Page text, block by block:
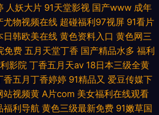
人妖大片 91天堂影视 国产www 成年
尤物视频在线 超碰福利97视屏 91看片
日韩欧美在线 黄色资料入口 黄色网三
免费 五月天堂丁香 国产精品水多 福利
影院 丁香五月天av 18日本三级全黄
香五月丁香婷婷 91精品又 爱豆传媒下
站视频黄 A片com 美女福利在线观看
福利导航 黄色三级最新免费 91嫩草国